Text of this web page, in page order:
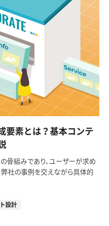
要素とは？基本コンテ
骨組みであり、ユーザーが求め
弊社の事例を交えながら具体的
設計